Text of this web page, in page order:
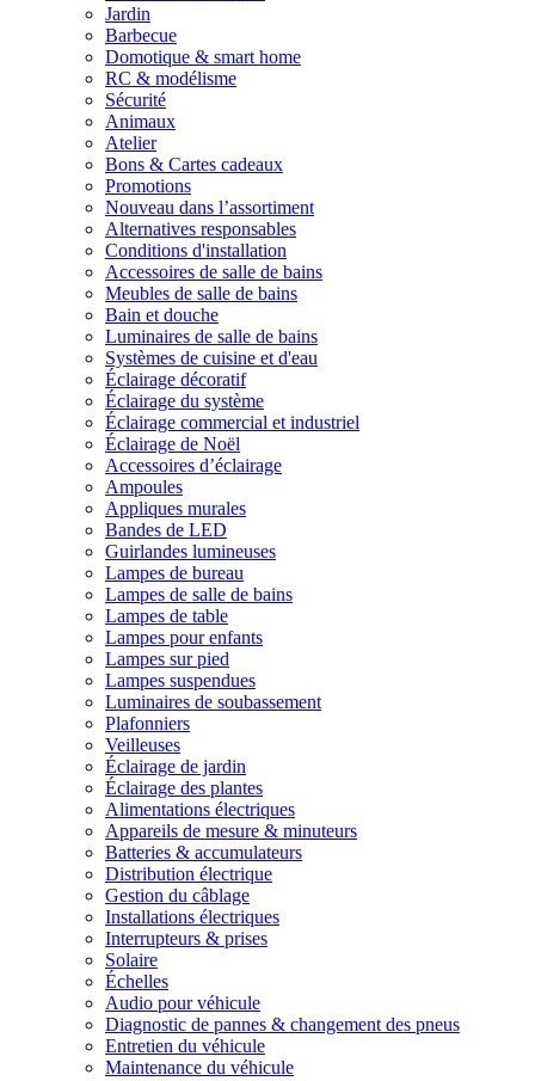
Jardin
Barbecue
Domotique & smart home
RC & modélisme
Sécurité
Animaux
Atelier
Bons & Cartes cadeaux
Promotions
Nouveau dans l’assortiment
Alternatives responsables
Conditions d'installation
Accessoires de salle de bains
Meubles de salle de bains
Bain et douche
Luminaires de salle de bains
Systèmes de cuisine et d'eau
Éclairage décoratif
Éclairage du système
Éclairage commercial et industriel
Éclairage de Noël
Accessoires d’éclairage
Ampoules
Appliques murales
Bandes de LED
Guirlandes lumineuses
Lampes de bureau
Lampes de salle de bains
Lampes de table
Lampes pour enfants
Lampes sur pied
Lampes suspendues
Luminaires de soubassement
Plafonniers
Veilleuses
Éclairage de jardin
Éclairage des plantes
Alimentations électriques
Appareils de mesure & minuteurs
Batteries & accumulateurs
Distribution électrique
Gestion du câblage
Installations électriques
Interrupteurs & prises
Solaire
Échelles
Audio pour véhicule
Diagnostic de pannes & changement des pneus
Entretien du véhicule
Maintenance du véhicule